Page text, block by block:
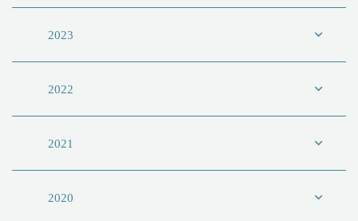
2023
2022
2021
2020